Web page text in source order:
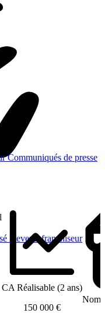
Communiqués de presse
Devenir franchiseur
CA Réalisable (2 ans)
150 000 €